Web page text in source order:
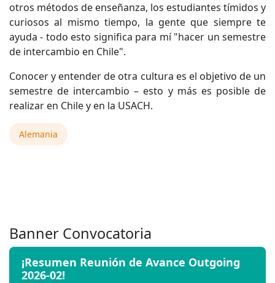
otros métodos de enseñanza, los estudiantes tímidos y
curiosos al mismo tiempo, la gente que siempre te
ayuda - todo esto significa para mí "hacer un semestre
de intercambio en Chile".
Conocer y entender de otra cultura es el objetivo de un
semestre de intercambio – esto y más es posible de
realizar en Chile y en la USACH.
Alemania
Banner Convocatoria
¡Resumen Reunión de Avance Outgoing
2026-02!